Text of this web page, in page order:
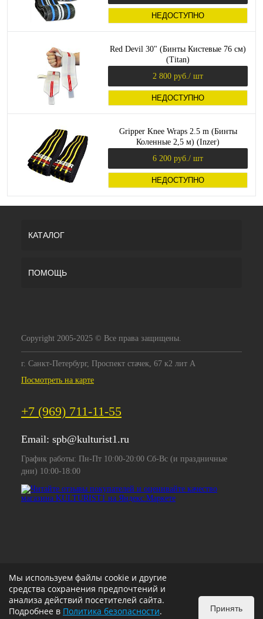
НЕДОСТУПНО
Red Devil 30" (Бинты Кистевые 76 см)
(Titan)
2 800 руб. / шт
НЕДОСТУПНО
Gripper Knee Wraps 2.5 m (Бинты
Коленные 2,5 м) (Inzer)
6 200 руб. / шт
НЕДОСТУПНО
КАТАЛОГ
ПОМОЩЬ
Copyright 2005-2025 © Все права защищены.
г. Санкт-Петербург, Проспект стачек, 67 к2 лит А
Посмотреть на карте
+7 (969) 711-11-55
Email: spb@kulturist1.ru
График работы: Пн-Пт 10:00-20:00 Сб-Вс (и праздничные
дни) 10:00-18:00
Мы используем файлы cookie и другие
средства сохранения предпочтений и
анализа действий посетителей сайта.
Подробнее в Политика безопасности.
Принять